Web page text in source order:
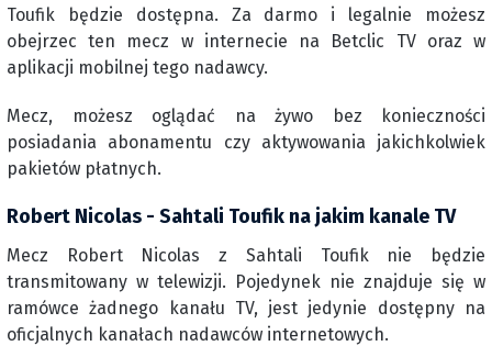
Toufik będzie dostępna. Za darmo i legalnie możesz
obejrzec ten mecz w internecie na Betclic TV oraz w
aplikacji mobilnej tego nadawcy.
Mecz, możesz oglądać na żywo bez konieczności
posiadania abonamentu czy aktywowania jakichkolwiek
pakietów płatnych.
Robert Nicolas - Sahtali Toufik na jakim kanale TV
Mecz Robert Nicolas z Sahtali Toufik nie będzie
transmitowany w telewizji. Pojedynek nie znajduje się w
ramówce żadnego kanału TV, jest jedynie dostępny na
oficjalnych kanałach nadawców internetowych.